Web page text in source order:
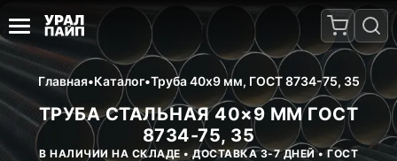
Главная•Каталог•Труба 40x9 мм, ГОСТ 8734-75, 35
ТРУБА СТАЛЬНАЯ 40×9 ММ ГОСТ
8734-75, 35
В НАЛИЧИИ НА СКЛАДЕ • ДОСТАВКА 3-7 ДНЕЙ • ГОСТ